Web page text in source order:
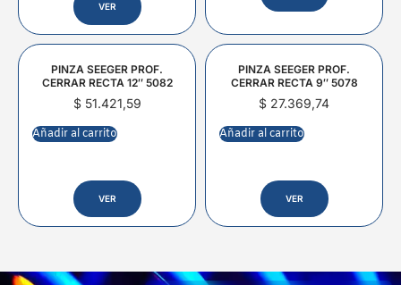
VER
PINZA SEEGER PROF.
CERRAR RECTA 12″ 5082
$51.421,59
Añadir al carrito
VER
PINZA SEEGER PROF.
CERRAR RECTA 9″ 5078
$ 27.369,74
Añadir al carrito
VER